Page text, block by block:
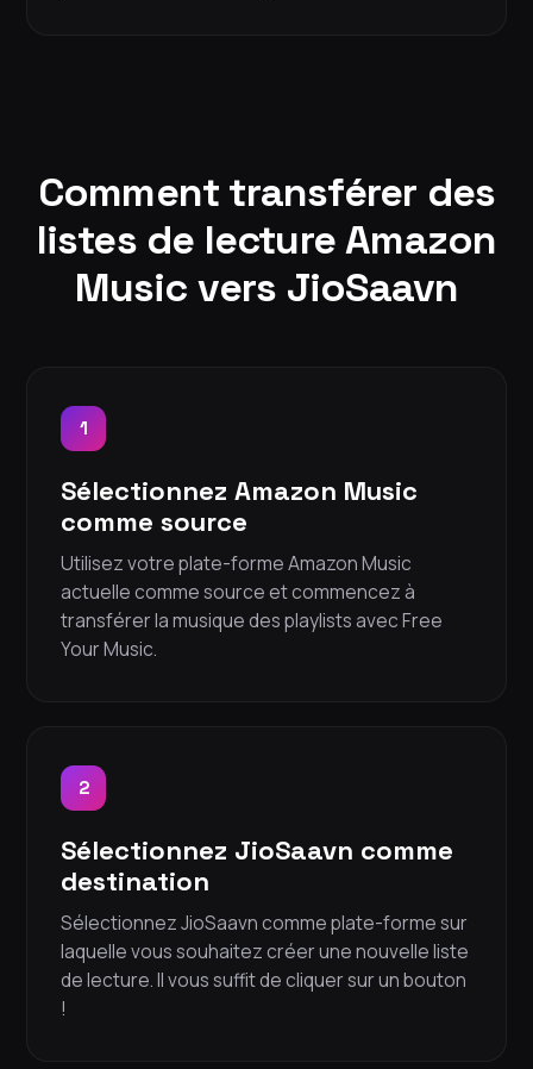
Comment transférer des
listes de lecture Amazon
Music vers JioSaavn
1
Sélectionnez Amazon Music
comme source
Utilisez votre plate-forme Amazon Music
actuelle comme source et commencez à
transférer la musique des playlists avec Free
Your Music.
2
Sélectionnez JioSaavn comme
destination
Sélectionnez JioSaavn comme plate-forme sur
laquelle vous souhaitez créer une nouvelle liste
de lecture. Il vous suffit de cliquer sur un bouton
!